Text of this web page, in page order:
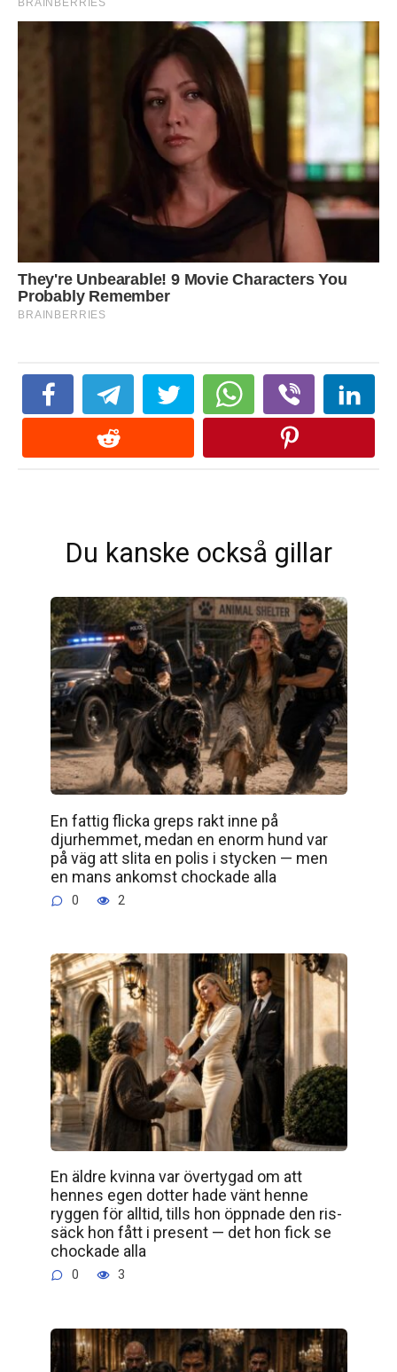
Du kanske också gillar
En fattig flicka greps rakt inne på
djurhemmet, medan en enorm hund var
på väg att slita en polis i stycken — men
en mans ankomst chockade alla
0 2
En äldre kvinna var övertygad om att
hennes egen dotter hade vänt henne
ryggen för alltid, tills hon öppnade den ris­
säck hon fått i present — det hon fick se
chockade alla
0 3